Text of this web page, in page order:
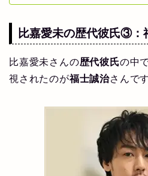
比嘉愛未の歴代彼氏③：
比嘉愛未さんの歴代彼氏の中
視されたのが福士誠治さんです